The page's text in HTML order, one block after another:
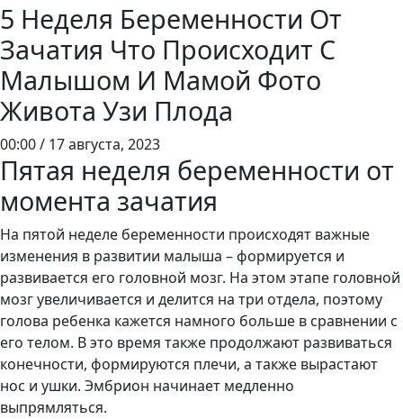
5 Неделя Беременности От
Зачатия Что Происходит С
Малышом И Мамой Фото
Живота Узи Плода
00:00 / 17 августа, 2023
Пятая неделя беременности от
момента зачатия
На пятой неделе беременности происходят важные
изменения в развитии малыша – формируется и
развивается его головной мозг. На этом этапе головной
мозг увеличивается и делится на три отдела, поэтому
голова ребенка кажется намного больше в сравнении с
его телом. В это время также продолжают развиваться
конечности, формируются плечи, а также вырастают
нос и ушки. Эмбрион начинает медленно
выпрямляться.